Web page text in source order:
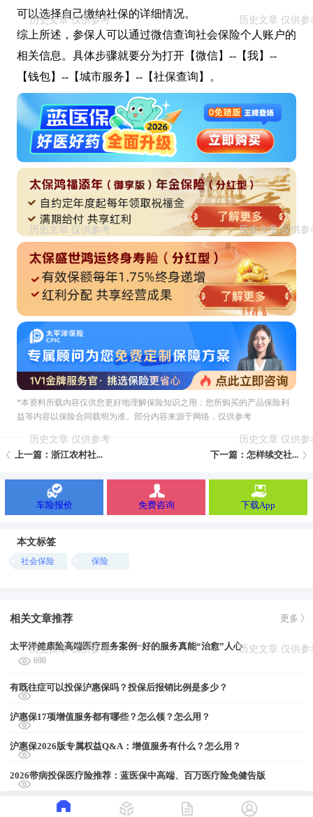
可以选择自己缴纳社保的详细情况。
综上所述，参保人可以通过微信查询社会保险个人账户的
相关信息。具体步骤就要分为打开【微信】--【我】--
【钱包】--【城市服务】--【社保查询】。
*本资料所载內容仅供您更好地理解保险知识之用；您所购买的产品保险利
益等内容以保险合同载明为准。部分内容来源于网络，仅供参考
上一篇：浙江农村社... 下一篇：怎样续交社...
车险报价 免费咨询 下载App
本文标签
社会保险 保险
相关文章推荐 更多
太平洋健康险高端医疗服务案例~好的服务真能“治愈”人心
698
有既往症可以投保沪惠保吗？投保后报销比例是多少？
沪惠保17项增值服务都有哪些？怎么领？怎么用？
沪惠保2026版专属权益Q&A：增值服务有什么？怎么用？
2026带病投保医疗险推荐：蓝医保中高端、百万医疗险免健告版